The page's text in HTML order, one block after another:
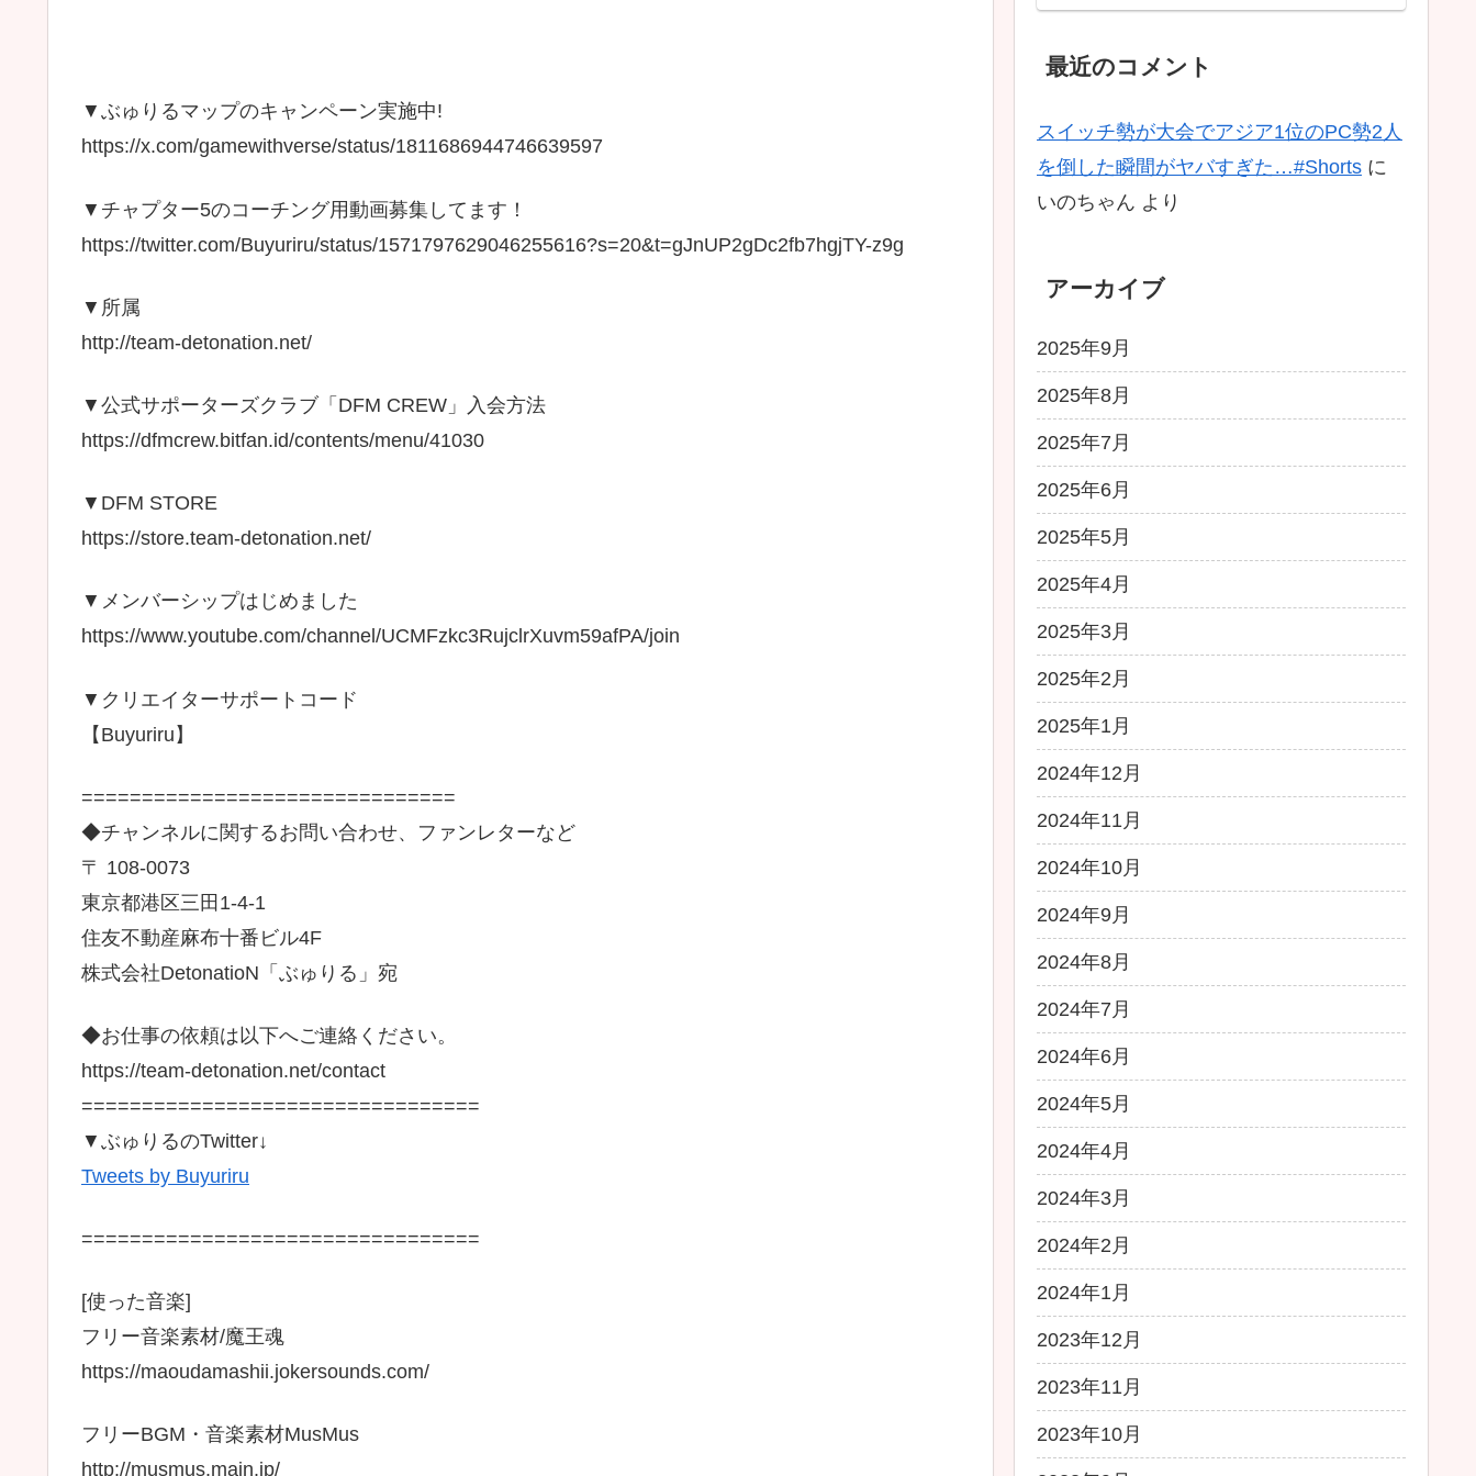
▼ぶゅりるマップのキャンペーン実施中!
https://x.com/gamewithverse/status/1811686944746639597
▼チャプター5のコーチング用動画募集してます！
https://twitter.com/Buyuriru/status/1571797629046255616?s=20&t=gJnUP2gDc2fb7hgjTY-z9g
▼所属
http://team-detonation.net/
▼公式サポーターズクラブ「DFM CREW」入会方法
https://dfmcrew.bitfan.id/contents/menu/41030
▼DFM STORE
https://store.team-detonation.net/
▼メンバーシップはじめました
https://www.youtube.com/channel/UCMFzkc3RujclrXuvm59afPA/join
▼クリエイターサポートコード
【Buyuriru】
===============================
◆チャンネルに関するお問い合わせ、ファンレターなど
〒 108-0073
東京都港区三田1-4-1
住友不動産麻布十番ビル4F
株式会社DetonatioN「ぶゅりる」宛
◆お仕事の依頼は以下へご連絡ください。
https://team-detonation.net/contact
=================================
▼ぶゅりるのTwitter↓
Tweets by Buyuriru
=================================
[使った音楽]
フリー音楽素材/魔王魂
https://maoudamashii.jokersounds.com/
フリーBGM・音楽素材MusMus
http://musmus.main.jp/
最近のコメント
スイッチ勢が大会でアジア1位のPC勢2人
を倒した瞬間がヤバすぎた…#Shorts に
いのちゃん より
アーカイブ
2025年9月
2025年8月
2025年7月
2025年6月
2025年5月
2025年4月
2025年3月
2025年2月
2025年1月
2024年12月
2024年11月
2024年10月
2024年9月
2024年8月
2024年7月
2024年6月
2024年5月
2024年4月
2024年3月
2024年2月
2024年1月
2023年12月
2023年11月
2023年10月